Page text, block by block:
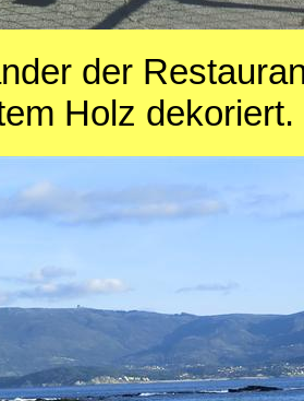
der
Holz dekoriert.